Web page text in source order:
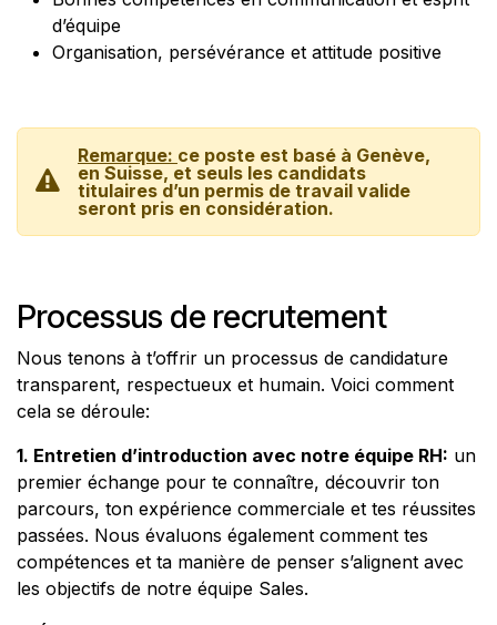
d’équipe
Organisation, persévérance et attitude positive
Remarque: ce poste est basé à Genève,
en Suisse, et seuls les candidats
titulaires d’un permis de travail valide
seront pris en considération.
Processus de recrutement
Nous tenons à t’offrir un processus de candidature
transparent, respectueux et humain. Voici comment
cela se déroule:
1. Entretien d’introduction avec notre équipe RH: un
premier échange pour te connaître, découvrir ton
parcours, ton expérience commerciale et tes réussites
passées. Nous évaluons également comment tes
compétences et ta manière de penser s’alignent avec
les objectifs de notre équipe Sales.